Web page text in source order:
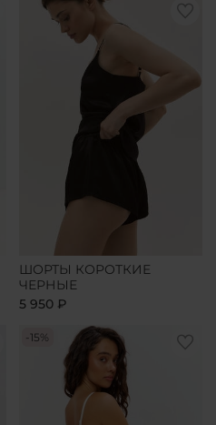
ШОРТЫ КОРОТКИЕ
ЧЕРНЫЕ
5 950 ₽
-15%